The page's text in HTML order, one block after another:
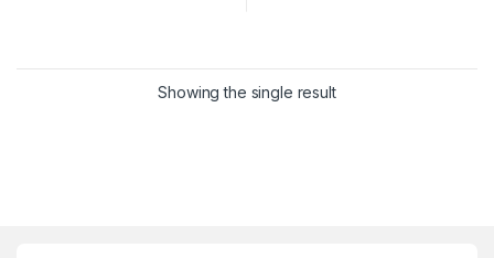
Showing the single result